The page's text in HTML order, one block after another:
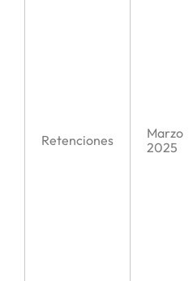
Retenciones
Marzo
2025